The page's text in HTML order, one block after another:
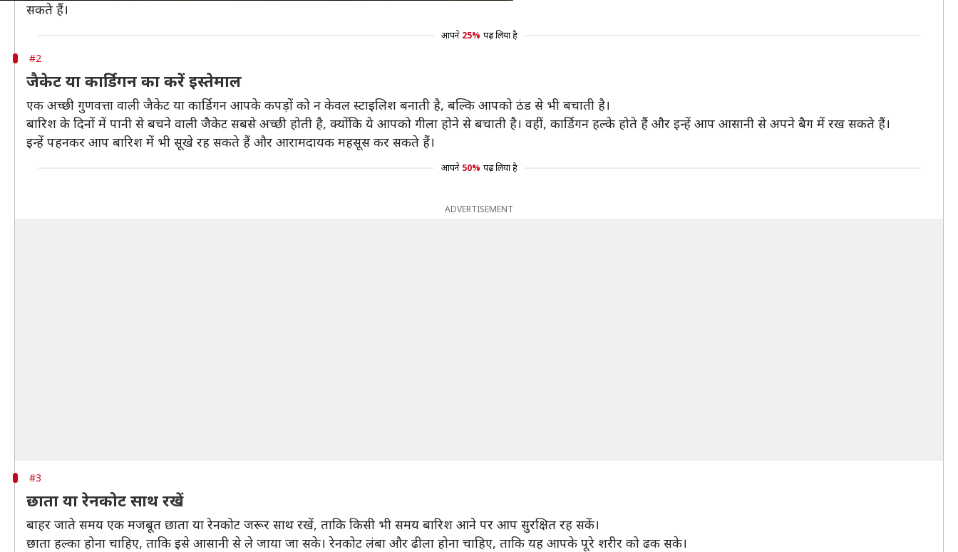
सकते हैं।
आपने 25% पढ़ लिया है
#2
जैकेट या कार्डिगन का करें इस्तेमाल
एक अच्छी गुणवत्ता वाली जैकेट या कार्डिगन आपके कपड़ों को न केवल स्टाइलिश बनाती है, बल्कि आपको ठंड से भी बचाती है।
बारिश के दिनों में पानी से बचने वाली जैकेट सबसे अच्छी होती है, क्योंकि ये आपको गीला होने से बचाती है। वहीं, कार्डिगन हल्के होते हैं और इन्हें आप आसानी से अपने बैग में रख सकते हैं।
इन्हें पहनकर आप बारिश में भी सूखे रह सकते हैं और आरामदायक महसूस कर सकते हैं।
आपने 50% पढ़ लिया है
ADVERTISEMENT
#3
छाता या रेनकोट साथ रखें
बाहर जाते समय एक मजबूत छाता या रेनकोट जरूर साथ रखें, ताकि किसी भी समय बारिश आने पर आप सुरक्षित रह सकें।
छाता हल्का होना चाहिए, ताकि इसे आसानी से ले जाया जा सके। रेनकोट लंबा और ढीला होना चाहिए, ताकि यह आपके पूरे शरीर को ढक सके।